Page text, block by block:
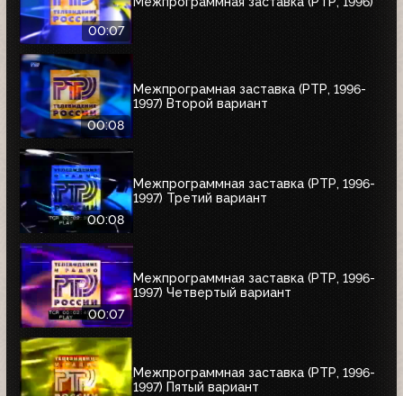
00:07
00:08
Межпрограмная заставка (РТР, 1996-
1997) Второй вариант
00:08
Межпрограммная заставка (РТР, 1996-
1997) Третий вариант
00:07
Межпрограммная заставка (РТР, 1996-
1997) Четвертый вариант
Межпрограммная заставка (РТР, 1996-
1997) Пятый вариант